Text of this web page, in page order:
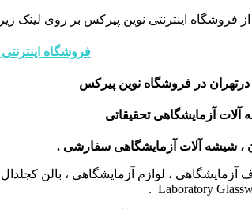
فروشگاه اینترنتی نوین پیرکس بر روی لینک
فروشگاه
در فروشگاه نوین پیرکس
آزمایشگاهی تحقیقاتی
، شیشه آلات آزمایشگاهی سفارشی .
، لوازم آزمایشگاهی ، بالن کجلدال.